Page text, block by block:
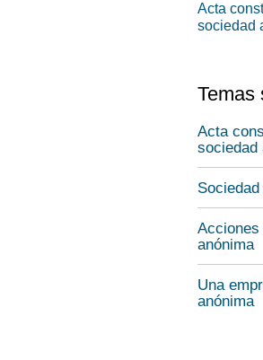
Acta
sociedad
Temas
Acta
sociedad
Acciones
anónima
Una
anónima